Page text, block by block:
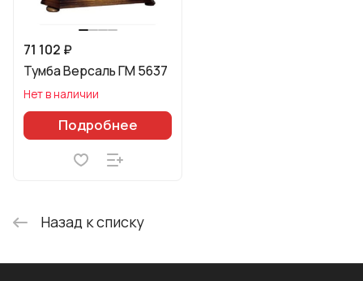
71 102 ₽
Тумба Версаль ГМ 5637
Нет в наличии
Подробнее
Назад к списку